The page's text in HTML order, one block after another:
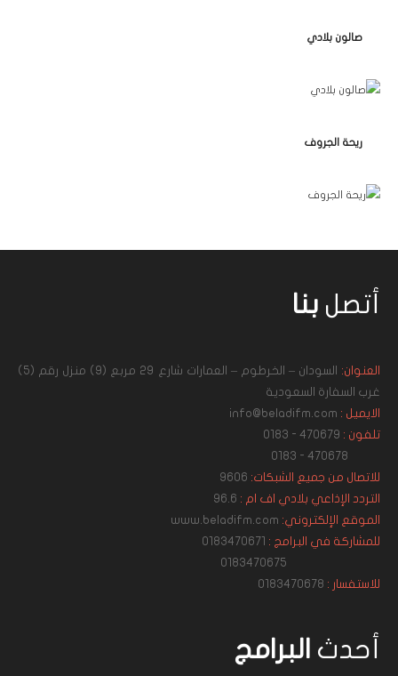
صالون بلادي
ريحة الجروف
أتصل بنا
العنوان:
السودان – الخرطوم – العمارات شارع 29 مربع (9) منزل رقم (5)
غرب السفارة السعودية
الايميل :
تلفون :
للاتصال من جميع الشبكات:
التردد الإذاعي بلادي اف ام :
الموقع الإلكتروني:
للمشاركة في البرامج :
للاستفسار :
أحدث البرامج